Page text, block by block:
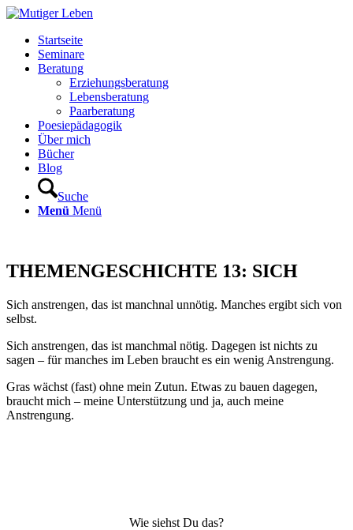
Startseite
Seminare
Beratung
Erziehungsberatung
Lebensberatung
Paarberatung
Poesiepädagogik
Über mich
Bücher
Blog
Suche
Menü Menü
THEMENGESCHICHTE 13: SICH
Sich anstrengen, das ist manchnal unnötig. Manches ergibt sich von
selbst.
Sich anstrengen, das ist manchmal nötig. Dagegen ist nichts zu
sagen – für manches im Leben braucht es ein wenig Anstrengung.
Gras wächst (fast) ohne mein Zutun. Etwas zu bauen dagegen,
braucht mich – meine Unterstützung und ja, auch meine
Anstrengung.
Wie siehst Du das?